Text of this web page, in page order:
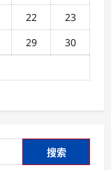
22
23
29
30